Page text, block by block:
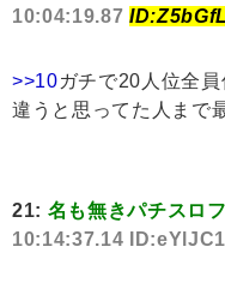
10:04:19.87
>>10ガチで20人位全
違うと思ってた人まで
21: 名も無きパチスロ
10:14:37.14